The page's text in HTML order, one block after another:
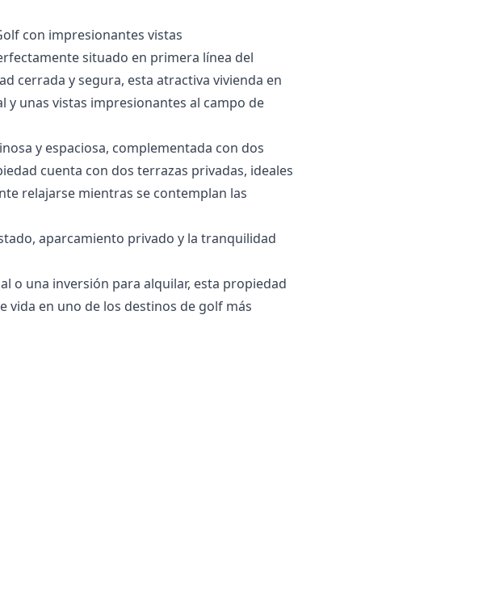
con impresionantes vistas
situado en primera línea del
cerrada y segura, esta atractiva vivienda en
y unas vistas impresionantes al campo de
y espaciosa, complementada con dos
cuenta con dos terrazas privadas, ideales
relajarse mientras se contemplan las
aparcamiento privado y la tranquilidad
o una inversión para alquilar, esta propiedad
vida en uno de los destinos de golf más